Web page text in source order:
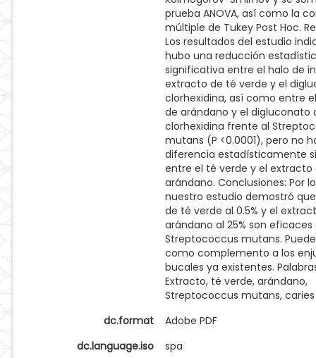
prueba ANOVA, así como la
múltiple de Tukey Post Hoc.
Los resultados del estudio
hubo una reducción
significativa entre el halo de
extracto de té verde y el
clorhexidina, así como entre
de arándano y el digluconato
clorhexidina frente al
mutans (P <0.0001), pero no
diferencia estadísticamente
entre el té verde y el extracto
arándano. Conclusiones: Por
nuestro estudio demostró
de té verde al 0.5% y el
arándano al 25% son
Streptococcus mutans.
como complemento a los
bucales ya existentes.
Extracto, té verde, arándano,
Streptococcus mutans,
dc.format
Adobe PDF
dc.language.iso
spa